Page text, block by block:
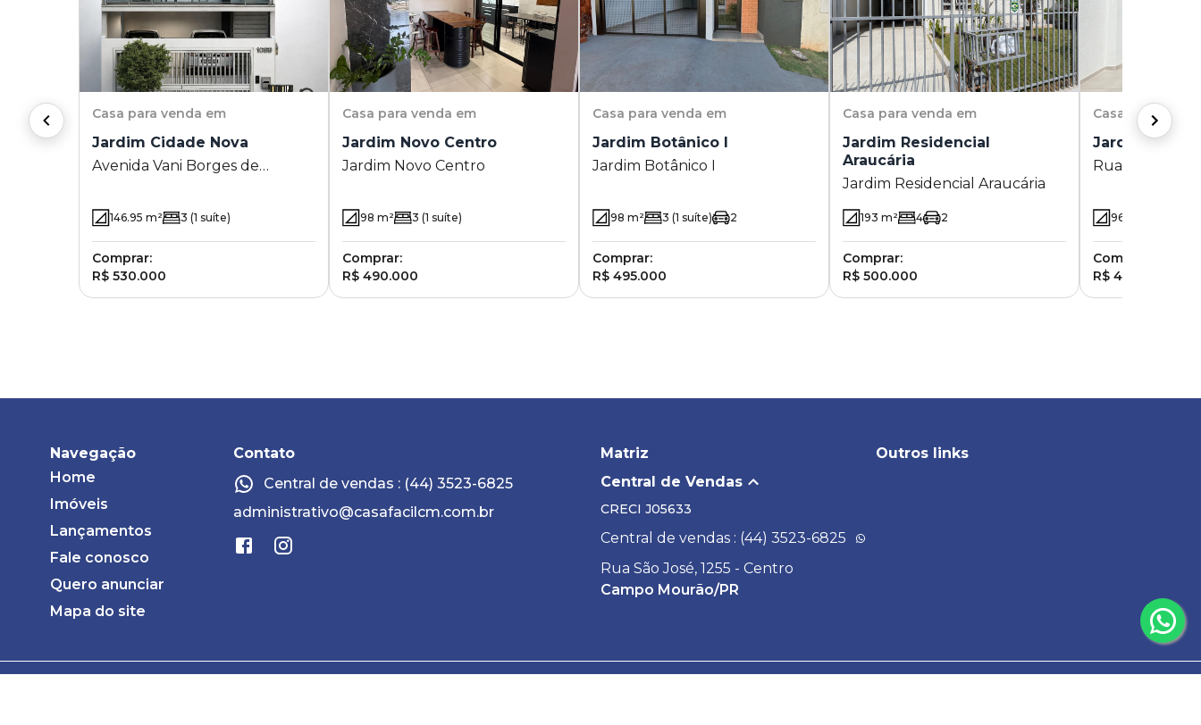
Casa para venda em
Jardim Cidade Nova
Avenida Vani Borges de
Nova - Campo Mourão - PR
146.95 m² 3 (1 suíte)
Comprar:
R$ 530.000
Casa para venda em
Jardim Novo Centro
Jardim Novo Centro
98 m² 3 (1 suíte)
Comprar:
R$ 490.000
Casa para venda em
Jardim Botânico I
Jardim Botânico I
98 m² 3 (1 suíte) 2
Comprar:
R$ 495.000
Casa para venda em
Jardim Residencial
Araucária
Jardim Residencial Araucária
193 m² 4 2
Comprar:
R$ 500.000
Casa para
Jardim
Rua São
96.27
Comprar:
R$ 450.000
Navegação
Home
Imóveis
Lançamentos
Fale conosco
Quero anunciar
Mapa do site
Contato
Central de vendas : (44) 3523-6825
administrativo@casafacilcm.com.br
Matriz
Central de Vendas
CRECI J05633
Central de vendas : (44) 3523-6825
Rua São José, 1255 - Centro
Campo Mourão/PR
Outros links